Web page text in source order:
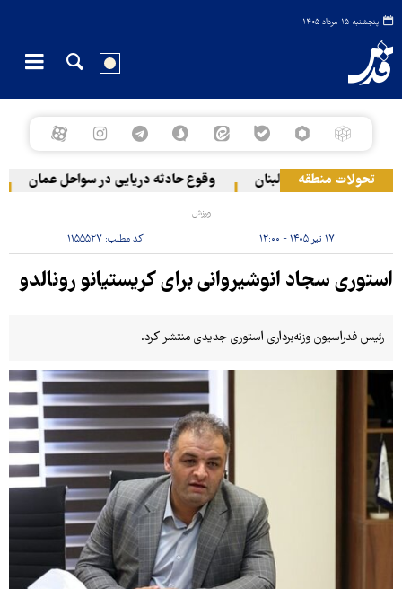
پنجشنبه ۱۵ مرداد ۱۴۰۵
تحولات منطقه
به دو منطقه در لبنان وقوع حادثه دریایی در سواحل عمان
ورزش
۱۷ تیر ۱۴۰۵ - ۱۲:۰۰ کد مطلب:۱۱۵۵۵۲۷
استوری سجاد انوشیروانی برای کریستیانو رونالدو
رئیس فدراسیون وزنه‌برداری استوری جدیدی منتشر کرد.